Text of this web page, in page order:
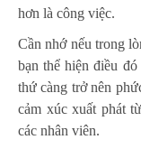
hơn là công việc.
Cần nhớ nếu trong
bạn thể hiện điều
thứ càng trở nên
cảm xúc xuất phát
các nhân viên.